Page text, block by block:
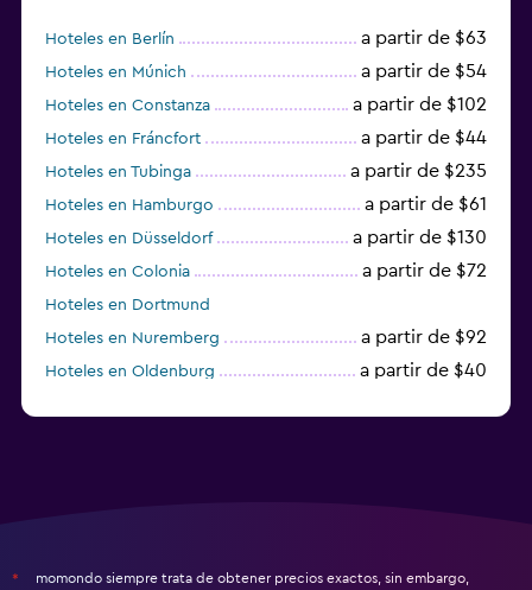
Hoteles en Berlín a partir de $63
Hoteles en Múnich a partir de $54
Hoteles en Constanza a partir de $102
Hoteles en Fráncfort a partir de $44
Hoteles en Tubinga a partir de $235
Hoteles en Hamburgo a partir de $61
Hoteles en Düsseldorf a partir de $130
Hoteles en Colonia a partir de $72
Hoteles en Dortmund
Hoteles en Nuremberg
a partir de $92
Hoteles en Oldenburg a partir de $40
*
momondo siempre trata de obtener precios exactos, sin embargo,